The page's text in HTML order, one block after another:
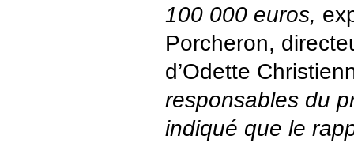
100 000 euros,
Porcheron,
d’Odette
responsables du
indiqué que le